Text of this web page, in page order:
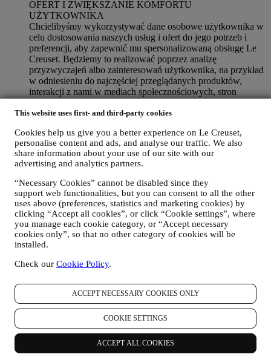
This website uses first- and third-party cookies
Cookies help us give you a better experience on Le Creuset,
personalise content and ads, and analyse our traffic. We also
share information about your use of our site with our
advertising and analytics partners.
“Necessary Cookies” cannot be disabled since they
support web functionalities, but you can consent to all the other
uses above (preferences, statistics and marketing cookies) by
clicking “Accept all cookies”, or click “Cookie settings”, where
you manage each cookie category, or “Accept necessary
cookies only”, so that no other category of cookies will be
installed.
Check our Cookie Policy.
ACCEPT NECESSARY COOKIES ONLY
COOKIE SETTINGS
ACCEPT ALL COOKIES
OFERT I ZWIĘKSZANIE KOMFORTU
UŻYTKOWNIKA
Chcielibyśmy wykorzystywać dane osobowe użytkownika w
celu dostosowania naszych usług i ofert do jego potrzeb i
preferencji, aby zapewnić mu spersonalizowaną obsługę Le
Creuset. Będziemy to realizować poprzez analizę
przyzwyczajeń albo zainteresowań użytkownika, na przykład
w odniesieniu do najczęściej przeglądanych produktów,
interakcji z nami w mediach społecznościowych, stron
treści naszych ofert. Używamy do tego głównie plików
Śledzącego), również w połączeniu z Twoimi danymi i
preferencjami zebranymi po zapisaniu się na naszą
spersonalizowaną komunikację marketingową. Będziemy
wykorzystywać te informacje do zarządzania naszymi
reklamami na innych stronach, udzielania dostępu do
określonych treści, dostosowywania treści albo ofert
dostępnych dla użytkownika w Witrynie internetowej albo,
jeżeli użytkownik wyrazi zgodę, do otrzymywania naszej
komunikacji marketingowej i przesyłania mu odpowiednich
wiadomości, które mogą mu się spodobać. Nie przewiduje się
żadnych innych skutków. Korzystanie z plików cookie
tego rodzaju dane były wykorzystywane w celu
na zainteresowaniach, można ograniczyć korzystanie z
danych na temat aktywności internetowej użytkownika
poprzez zmianę ustawień plików cookie (jednak należy
pamiętać, że niektóre pliki cookie są niezbędne do korzystania
z Witryny internetowej). Należy mieć na uwadze, że nie
powoduje to rezygnacji z otrzymywania reklam, ofert ani
wiadomości. Użytkownik nadal będzie otrzymywał ogólne